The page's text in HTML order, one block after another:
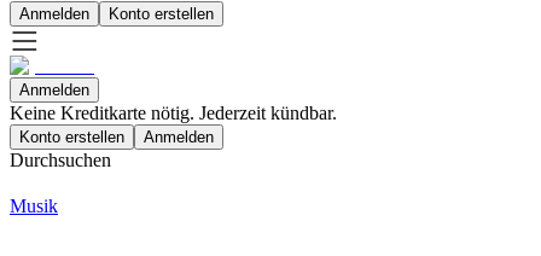
Anmelden Konto erstellen
Anmelden
Keine Kreditkarte nötig. Jederzeit kündbar.
Konto erstellen Anmelden
Durchsuchen
Musik